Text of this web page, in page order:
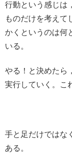
行動という感じは
ものだけを考えて
かくというのは何
いる。
やる！と決めたら
実行していく。こ
手と足だけではな
ある。